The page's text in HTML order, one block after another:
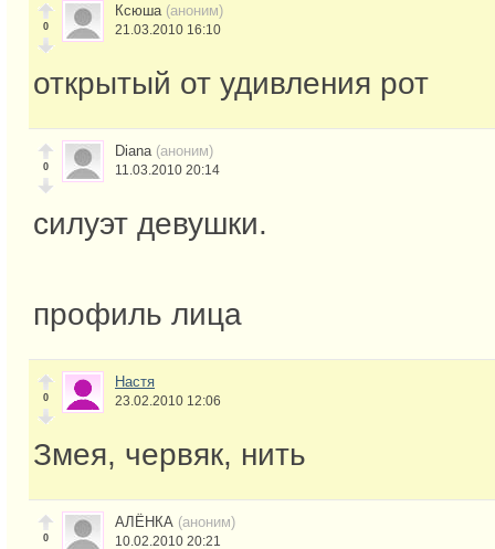
0
Ксюша (аноним)
21.03.2010 16:10
открытый от удивления рот
0
Diana (аноним)
11.03.2010 20:14
силуэт девушки.
профиль лица
0
Настя
23.02.2010 12:06
Змея, червяк, нить
0
АЛЁНКА (аноним)
10.02.2010 20:21